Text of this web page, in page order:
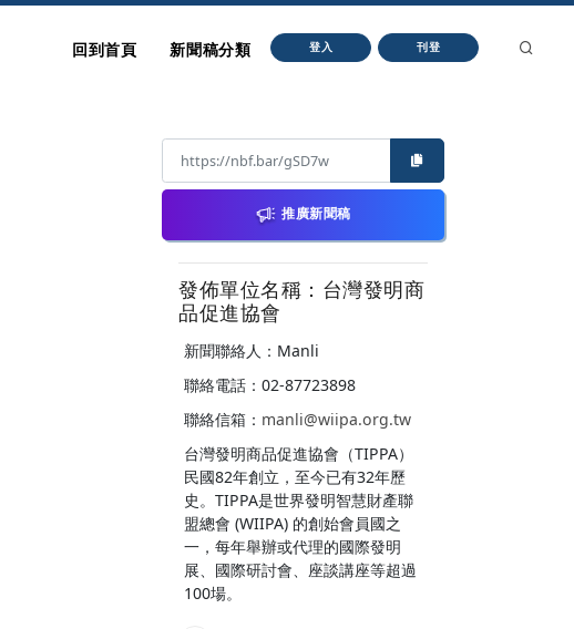
回到首頁 新聞稿分類 登入 刊登
推廣新聞稿
發佈單位名稱：台灣發明商
品促進協會
新聞聯絡人：Manli
聯絡電話：02-87723898
聯絡信箱： manli@wiipa.org.tw
台灣發明商品促進協會（TIPPA）
民國82年創立，至今已有32年歷
史。TIPPA是世界發明智慧財產聯
盟總會 (WIIPA) 的創始會員國之
一，每年舉辦或代理的國際發明
展、國際研討會、座談講座等超過
100場。